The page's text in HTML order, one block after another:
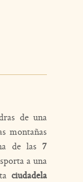
de una
montañas
de las 7
a una
ciudadela